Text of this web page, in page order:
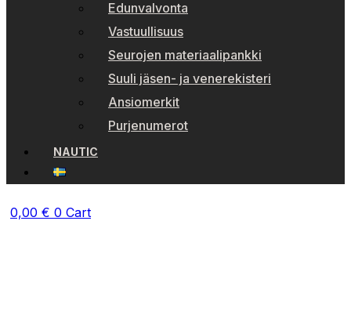
Edunvalvonta
Vastuullisuus
Seurojen materiaalipankki
Suuli jäsen- ja venerekisteri
Ansiomerkit
Purjenumerot
NAUTIC
0,00 € 0 Cart